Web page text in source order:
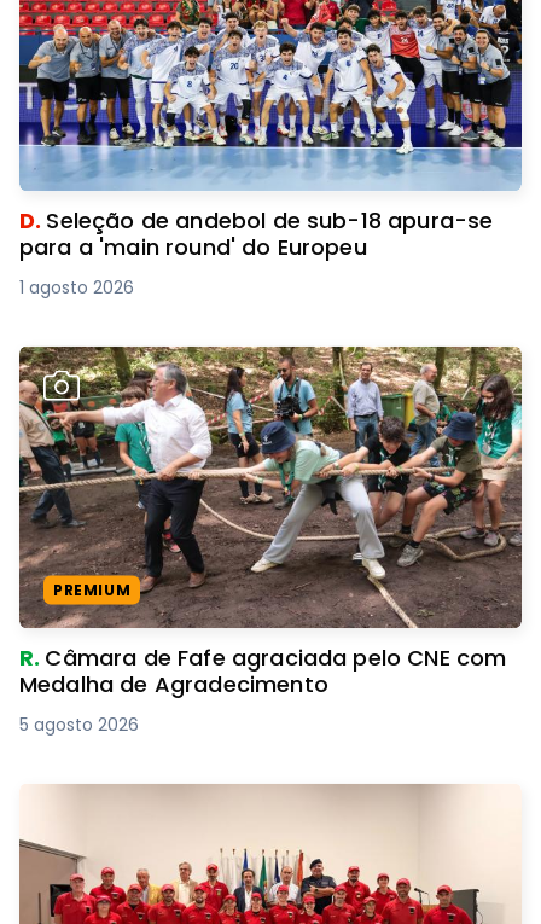
D. Seleção de andebol de sub-18 apura-se
para a 'main round' do Europeu
1 agosto 2026
PREMIUM
R. Câmara de Fafe agraciada pelo CNE com
Medalha de Agradecimento
5 agosto 2026